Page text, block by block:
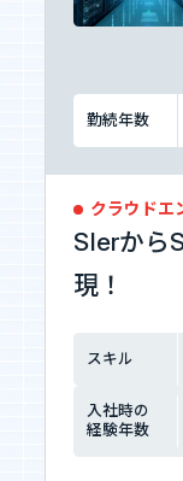
河井
Official
エ
自
勤続年数
クラウドエ
SIerから
現！
スキル
入社時の
経験年数